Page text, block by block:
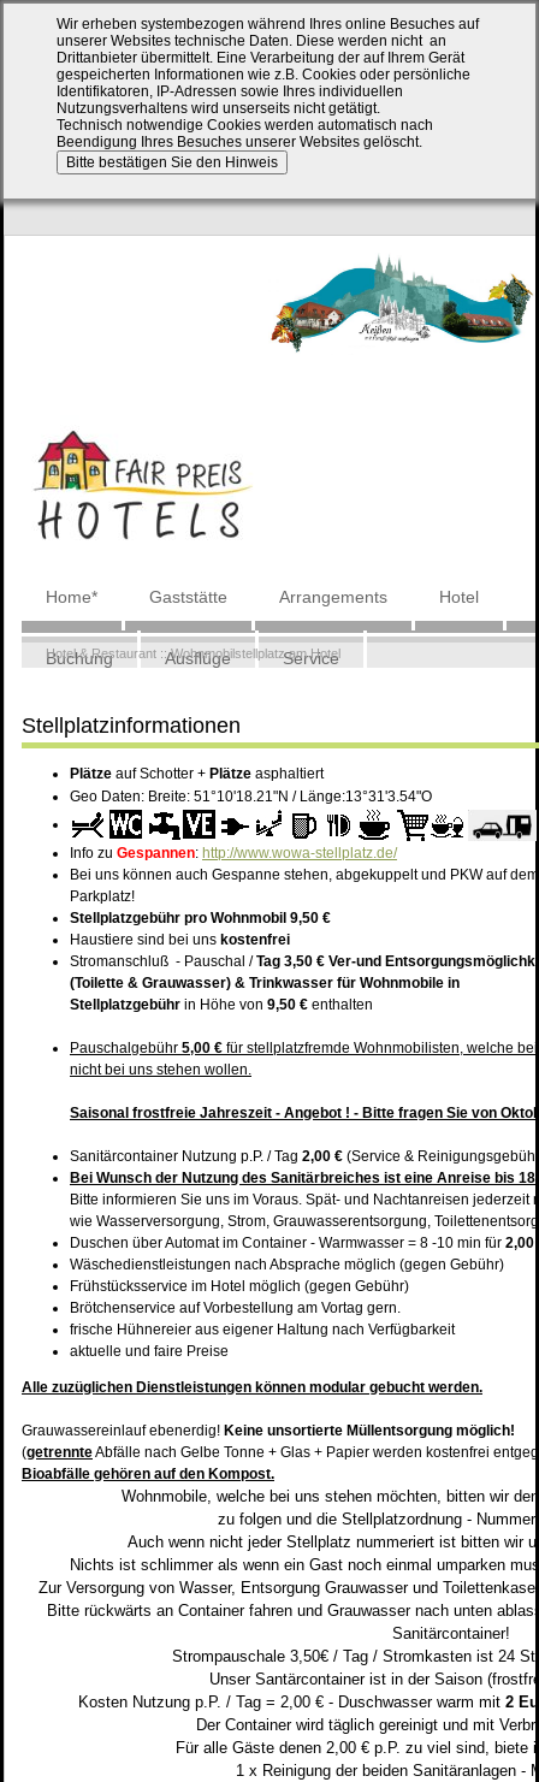
Wir erheben systembezogen während Ihres online Besuches auf
unserer Websites technische Daten. Diese werden nicht an
Drittanbieter übermittelt. Eine Verarbeitung der auf Ihrem Gerät
gespeicherten Informationen wie z.B. Cookies oder persönliche
Identifikatoren, IP-Adressen sowie Ihres individuellen
Nutzungsverhaltens wird unserseits nicht getätigt.
Technisch notwendige Cookies werden automatisch nach
Beendigung Ihres Besuches unserer Websites gelöscht.
Navigation
Home* Gaststätte Arrangements Hotel
Buchung Ausflüge Service
Wohnmobilstellplatz
Hotel & Restaurant ::Wohnmobilstellplatz am Hotel
Stellplatzinformationen
Plätze auf Schotter + Plätze asphaltiert
Geo Daten: Breite: 51°10'18.21"N / Länge:13°31'3.54"O
Info zu Gespannen: http://www.wowa-stellplatz.de/
Bei uns können auch Gespanne stehen, abgekuppelt und PKW auf dem
Parkplatz!
Stellplatzgebühr pro Wohnmobil 9,50 €
Haustiere sind bei uns kostenfrei
Stromanschluß - Pauschal /Tag 3,50 € Ver-und
(Toilette & Grauwasser) & Trinkwasser für Wohnmobile in
Stellplatzgebühr in Höhe von 9,50 € enthalten
Pauschalgebühr 5,00 € für stellplatzfremde Wohnmobilisten, welche
nicht bei uns stehen wollen.
Saisonal frostfreie Jahreszeit - Angebot ! - Bitte fragen Sie von
Sanitärcontainer Nutzung p.P. / Tag 2,00 € (Service &
Bei Wunsch der Nutzung des Sanitärbreiches ist eine Anreise bis
Bitte informieren Sie uns im Voraus. Spät- und Nachtanreisen
wie Wasserversorgung, Strom, Grauwasserentsorgung,
Duschen über Automat im Container - Warmwasser = 8 -10 min für 2,00
Wäschedienstleistungen nach Absprache möglich (gegen Gebühr)
Frühstücksservice im Hotel möglich (gegen Gebühr)
Brötchenservice auf Vorbestellung am Vortag gern.
frische Hühnereier aus eigener Haltung nach Verfügbarkeit
aktuelle und faire Preise
Alle zuzüglichen Dienstleistungen können modular gebucht werden.
Grauwassereinlauf ebenerdig! Keine unsortierte Müllentsorgung möglich!
(getrennteAbfälle nach Gelbe Tonne + Glas + Papier werden kostenfrei
Bioabfälle gehören auf den Kompost.
Wohnmobile, welche bei uns stehen möchten, bitten wir
zu folgen und die Stellplatzordnung -
Auch wenn nicht jeder Stellplatz nummeriert ist bitten wir
Nichts ist schlimmer als wenn ein Gast noch einmal umparken
Zur Versorgung von Wasser, Entsorgung Grauwasser und
Bitte rückwärts an Container fahren und Grauwasser nach unten
Sanitärcontainer!
Strompauschale 3,50€ / Tag / Stromkasten ist 24
Unser Santärcontainer ist in der Saison
Kosten Nutzung p.P. / Tag = 2,00 € - Duschwasser warm mit 2
Der Container wird täglich gereinigt und mit
Für alle Gäste denen 2,00 € p.P. zu viel sind, biete
1 x Reinigung der beiden Sanitäranlagen -